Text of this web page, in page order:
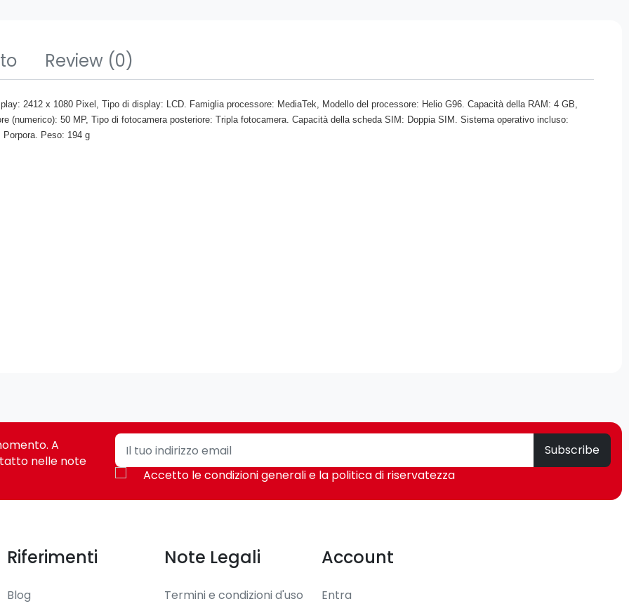
Review (0)
2412 x 1080 Pixel, Tipo di display: LCD. Famiglia processore: MediaTek, Modello del processore: Helio G96. Capacità della RAM: 4 GB,
(numerico): 50 MP, Tipo di fotocamera posteriore: Tripla fotocamera. Capacità della scheda SIM: Doppia SIM. Sistema operativo incluso:
Porpora. Peso: 194 g
A
nelle note
Subscribe
Accetto le condizioni generali e la politica di riservatezza
Riferimenti
Blog
Note Legali
Termini e condizioni d'uso
Account
Entra